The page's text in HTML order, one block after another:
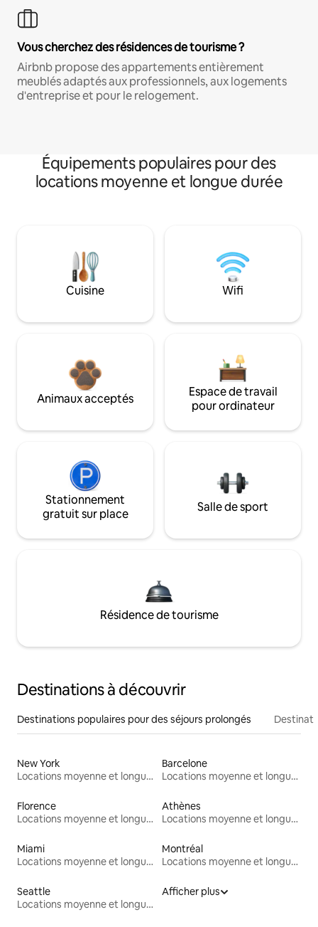
Vous cherchez des résidences de tourisme ?
Airbnb propose des appartements entièrement
meublés adaptés aux professionnels, aux logements
d'entreprise et pour le relogement.
Équipements populaires pour des
locations moyenne et longue durée
Cuisine Wifi
Animaux acceptés
Espace de travail
pour ordinateur
Stationnement
gratuit sur place
Salle de sport
Résidence de tourisme
Destinations à découvrir
Destinations populaires pour des séjours prolongés
New York
Locations moyenne et longue durée
Barcelone
Locations moyenne et longue durée
Florence
Locations moyenne et longue durée
Athènes
Locations moyenne et longue durée
Miami
Locations moyenne et longue durée
Montréal
Locations moyenne et longue durée
Seattle
Locations moyenne et longue durée
Afficher plus